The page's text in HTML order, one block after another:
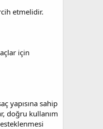
etmelidir.
için
yapısına sahip
doğru kullanım